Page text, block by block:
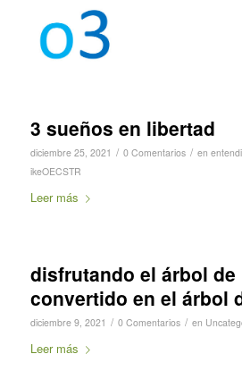
3 sueños en libertad
diciembre 25, 2021 / 0 Comentarios / en
ikeOECSTR
Leer más
disfrutando el árbol de
convertido en el árbol
diciembre 9, 2021 / 0 Comentarios / en
Leer más